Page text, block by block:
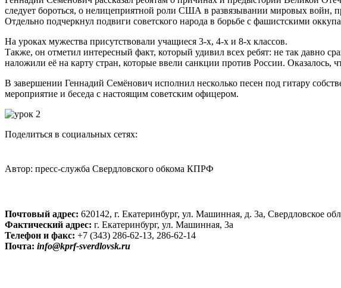
следует бороться, о нелицеприятной роли США в развязывании мировых войн,
Отдельно подчеркнул подвиги советского народа в борьбе с фашистскими
На уроках мужества присутствовали учащиеся 3-х, 4-х и 8-х классов.
Также, он отметил интересный факт, который удивил всех ребят: не так давно
наложили её на карту стран, которые ввели санкции против России. Оказалось,
В завершении Геннадий Семёнович исполнил несколько песен под гитару
мероприятие и беседа с настоящим советским офицером.
Поделиться в социальных сетях:
Автор: пресс-служба Свердловского обкома КПРФ
Почтовый адрес: 620142, г. Екатеринбург, ул. Машинная, д. 3а, Свердловское
Фактический адрес: г. Екатеринбург, ул. Машинная, 3а
Телефон и факс: +7 (343) 286-62-13, 286-62-14
Почта: info@kprf-sverdlovsk.ru